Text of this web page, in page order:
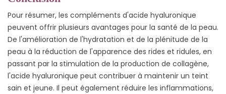
Pour résumer, les compléments d'acide hyaluronique
peuvent offrir plusieurs avantages pour la santé de la peau.
De l'amélioration de l'hydratation et de la plénitude de la
peau à la réduction de l'apparence des rides et ridules, en
passant par la stimulation de la production de collagène,
l'acide hyaluronique peut contribuer à maintenir un teint
sain et jeune. Il peut également réduire les inflammations,